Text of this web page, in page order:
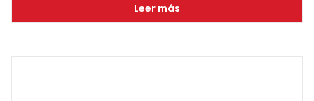
Leer más